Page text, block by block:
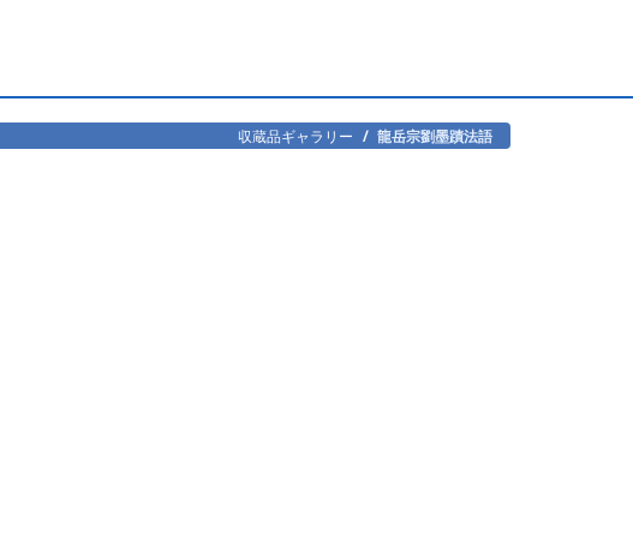
収蔵品ギャラリー 龍岳宗劉墨蹟法語